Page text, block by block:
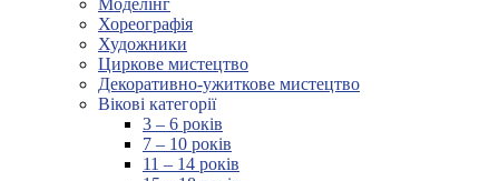
Моделінг
Хореографія
Художники
Циркове мистецтво
Декоративно-ужиткове мистецтво
Вікові категорії
3 – 6 років
7 – 10 років
11 – 14 років